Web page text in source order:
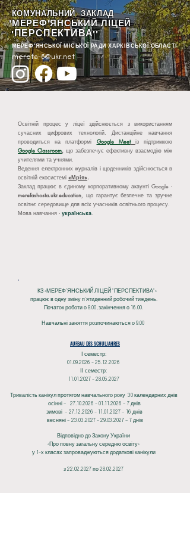
КОМУНАЛЬНИЙ ЗАКЛАД
"МЕРЕФ'ЯНСЬКИЙ ЛІЦЕЙ
"ПЕРСПЕКТИВА""
МЕРЕФ'ЯНСЬКОЇ МІСЬКОЇ РАДИ ХАРКІВСЬКОЇ ОБЛАСТІ
merefa-6@ukr.net
Освітній процес у ліцеї здійснюється з використанням
сучасних цифрових технологій. Дистанційне навчання
проводиться на платформі Google Meet із підтримкою
Google Classroom, що забезпечує ефективну взаємодію між
учителями та учнями.
Ведення електронних журналів і щоденників здійснюється в
освітній екосистемі «Мрія».
Заклад працює в єдиному корпоративному акаунті Google -
merefashosta.ukr.education, що гарантує безпечне та зручне
освітнє середовище для всіх учасників освітнього процесу.
Мова навчання - українська.
КЗ «МЕРЕФ’ЯНСЬКИЙ ЛІЦЕЙ "ПЕРСПЕКТИВА"»
працює в одну зміну п’ятиденний робочий тиждень.
Початок роботи о 8.00, закінчення о 16.00.
Навчальні заняття розпочинаються о 9.00
І семестр:
01.09.2026 - 25.12.2026
ІІ семестр:
11.01.2027 - 28.05.2027
Тривалість канікул протягом навчального року 30 календарних днів
осінні – 27.10.2026 - 01.11.2026 – 7 днів
зимові – 27.12.2026 - 11.01.2027 – 16 днів
весняні – 23.03.2027 - 29.03.2027 – 7 днів
Відповідно до Закону України
«Про повну загальну середню освіту»
у 1-х класах запроваджуються додаткові канікули
з 22.02.2027 по 28.02.2027
AUFBAU DES SCHULJAHRES